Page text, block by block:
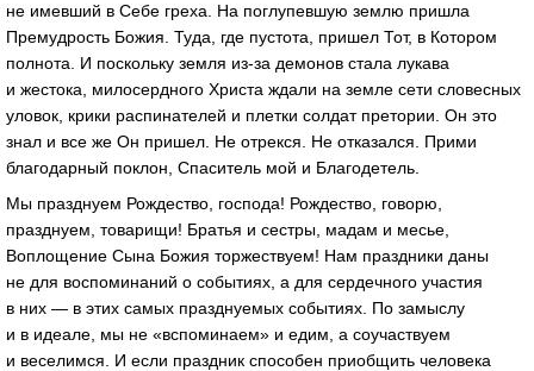
не имевший в Себе греха. На поглупевшую землю пришла
Премудрость Божия. Туда, где пустота, пришел Тот, в Котором
полнота. И поскольку земля из-за демонов стала лукава
и жестока, милосердного Христа ждали на земле сети словесных
уловок, крики распинателей и плетки солдат претории. Он это
знал и все же Он пришел. Не отрекся. Не отказался. Прими
благодарный поклон, Спаситель мой и Благодетель.
Мы празднуем Рождество, господа! Рождество, говорю,
празднуем, товарищи! Братья и сестры, мадам и месье,
Воплощение Сына Божия торжествуем! Нам праздники даны
не для воспоминаний о событиях, а для сердечного участия
в них — в этих самых празднуемых событиях. По замыслу
и в идеале, мы не «вспоминаем» и едим, а соучаствуем
и веселимся. И если праздник способен приобщить человека